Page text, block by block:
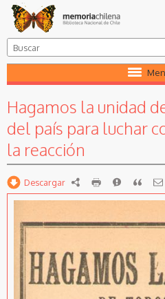
Hagamos la unidad
del país para luchar
la reacción
Descargar RDF imprimirReportarCitar